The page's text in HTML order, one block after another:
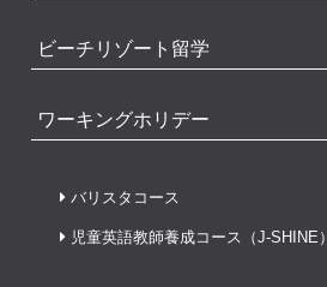
ビーチリゾート留学
ワーキングホリデー
バリスタコース
児童英語教師養成コース（J-SHINE）